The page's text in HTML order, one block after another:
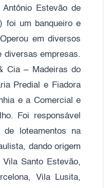
Estevão de
foi um banqueiro e
em diversos
diversas empresas.
Cia – Madeiras do
Predial e Fiadora
e a Comercial e
Foi responsável
loteamentos na
dando origem
Santo Estevão,
Vila Lusita,